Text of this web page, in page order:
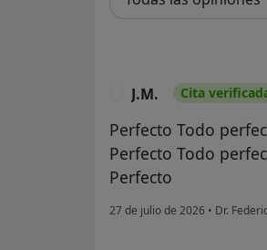
J.M. Cita
Perfecto Todo
Perfecto Todo
Perfecto
27 de julio de 2026 • Dr.